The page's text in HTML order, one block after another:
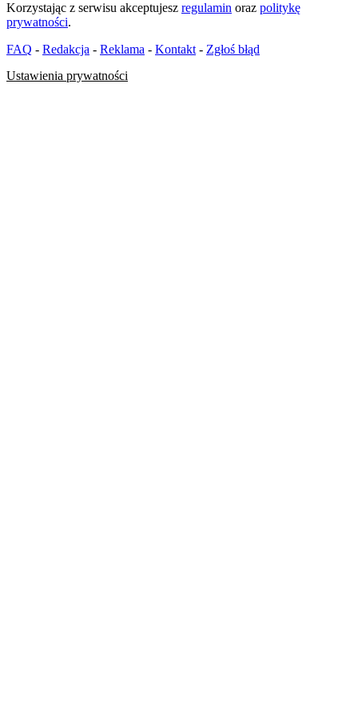
Korzystając z serwisu akceptujesz regulamin oraz politykę
prywatności.
FAQ - Redakcja - Reklama - Kontakt - Zgłoś błąd
Ustawienia prywatności